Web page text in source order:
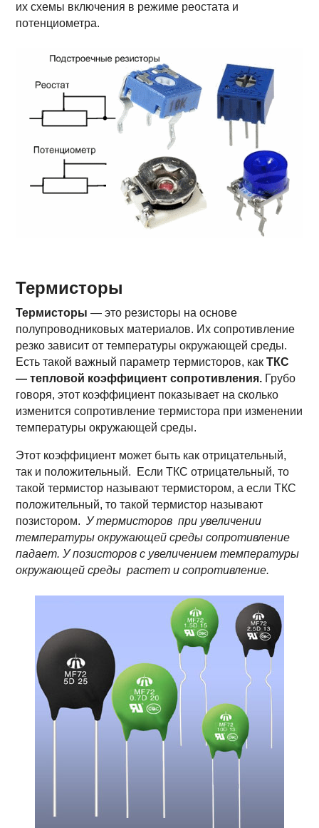
их схемы включения в режиме реостата и
потенциометра.
Термисторы
Термисторы — это резисторы на основе
полупроводниковых материалов. Их сопротивление
резко зависит от температуры окружающей среды.
Есть такой важный параметр термисторов, какТКС
— тепловой коэффициент сопротивления. Грубо
говоря, этот коэффициент показывает на сколько
изменится сопротивление термистора при изменении
температуры окружающей среды.
Этот коэффициент может быть как отрицательный,
так и положительный. Если ТКС отрицательный, то
такой термистор называют термистором, а если ТКС
положительный, то такой термистор называют
позистором.У термисторов при увеличении
температуры окружающей среды сопротивление
падает. У позисторов с увеличением температуры
окружающей среды растет и сопротивление.